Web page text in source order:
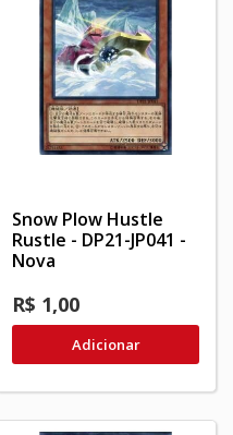
Snow Plow Hustle
Rustle - DP21-JP041 -
Nova
R$ 1,00
Adicionar